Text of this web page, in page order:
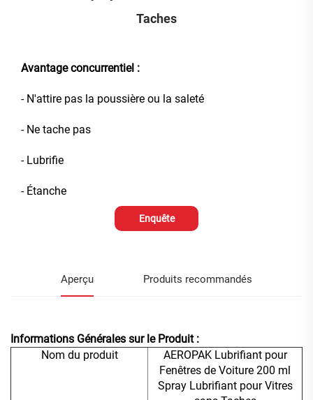
Taches
Avantage concurrentiel :
- N'attire pas la poussière ou la saleté
- Ne tache pas
- Lubrifie
- Étanche
Enquête
Aperçu Produits recommandés
Informations Générales sur le Produit :
Nom du produit
AEROPAK Lubrifiant pour
Fenêtres de Voiture 200 ml
Spray Lubrifiant pour Vitres